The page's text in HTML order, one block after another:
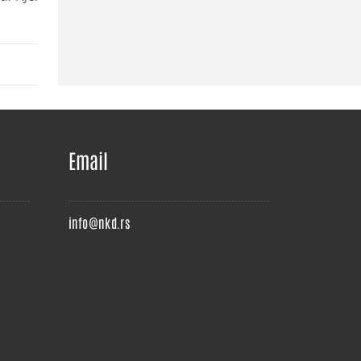
Email
info@nkd.rs